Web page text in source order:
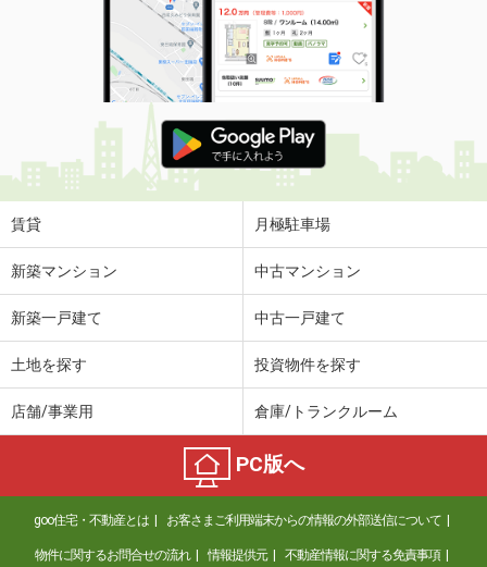
賃貸 月極駐車場
新築マンション 中古マンション
新築一戸建て 中古一戸建て
土地を探す 投資物件を探す
店舗/事業用 倉庫/トランクルーム
PC版へ
goo住宅・不動産とは お客さまご利用端末からの情報の外部送信について
物件に関するお問合せの流れ 情報提供元 不動産情報に関する免責事項